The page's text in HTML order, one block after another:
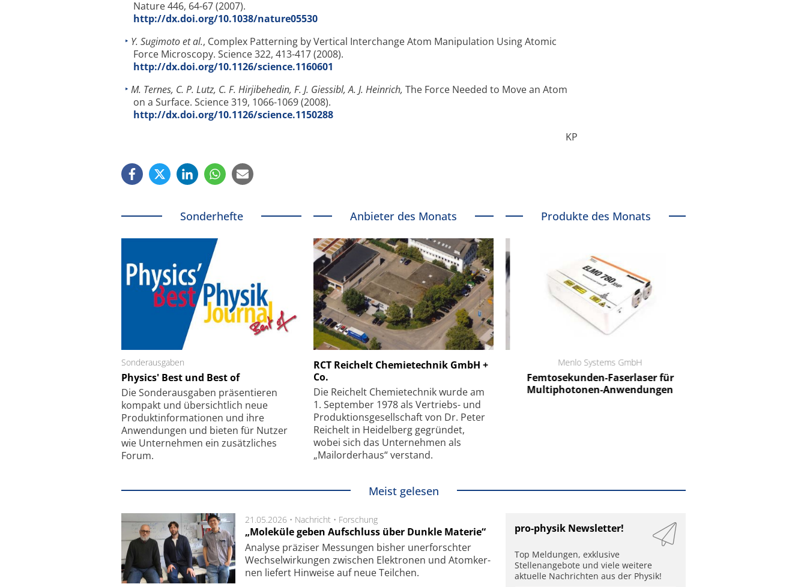
Nature 446, 64-67 (2007).
http://dx.doi.org/10.1038/nature05530
Y. Sugimoto et al., Complex Patterning by Vertical Interchange Atom Manipulation Using Atomic
Force Microscopy. Science 322, 413-417 (2008).
http://dx.doi.org/10.1126/science.1160601
M. Ternes, C. P. Lutz, C. F. Hirjibehedin, F. J. Giessibl, A. J. Heinrich, The Force Needed to Move an Atom
on a Surface. Science 319, 1066-1069 (2008).
http://dx.doi.org/10.1126/science.1150288
KP
Sonderhefte
Sonderausgaben
Physics' Best und Best of
Die Sonder­ausgaben präsentieren
kompakt und übersichtlich neue
Produkt­informationen und ihre
Anwendungen und bieten für Nutzer
wie Unternehmen ein zusätzliches
Forum.
Anbieter des Monats
RCT Reichelt Chemietechnik GmbH +
Co.
Die Reichelt Chemietechnik wurde am
1. September 1978 als Vertriebs- und
Produktionsgesellschaft von Dr. Peter
Reichelt in Heidelberg gegründet,
wobei sich das Unternehmen als
„Mailorderhaus“ verstand.
Produkte des Monats
Faserkoppler mit Super-
Feinfokussierungsmechanismus
SmarAct GmbH
kleinstem Raum
Menlo Systems GmbH
Femtosekunden-Faserlaser für
Multiphotonen-Anwendungen
Meist gelesen
21.05.2026 • Nachricht • Forschung
„Moleküle geben Aufschluss über Dunkle Materie“
Analyse prä­zi­ser Mes­sung­en bis­her un­er­for­schter
Wech­sel­wir­kung­en zwi­schen Elek­tro­nen und Atom­ker­
nen lie­fert Hin­wei­se auf neue Teil­chen.
pro-physik Newsletter!
Top Meldungen, exklusive
Stellenangebote und viele weitere
aktuelle Nachrichten aus der Physik!